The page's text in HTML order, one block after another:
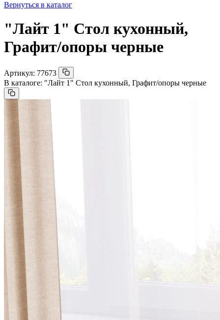
Вернуться в каталог
"Лайт 1" Стол кухонный,
Графит/опоры черные
Артикул: 77673
В каталоге: "Лайт 1" Стол кухонный, Графит/опоры черные